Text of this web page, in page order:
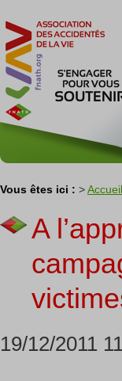
Vous êtes ici : >Accueil
A
19/12/2011